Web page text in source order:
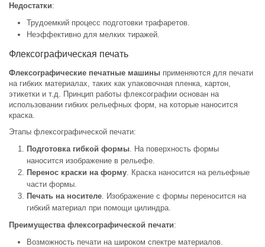
Недостатки:
Трудоемкий процесс подготовки трафаретов.
Неэффективно для мелких тиражей.
Флексографическая печать
Флексографические печатные машины применяются для печати
на гибких материалах, таких как упаковочная пленка, картон,
этикетки и т.д. Принцип работы флексографии основан на
использовании гибких рельефных форм, на которые наносится
краска.
Этапы флексографической печати:
Подготовка гибкой формы . На поверхность формы
наносится изображение в рельефе.
Перенос краски на форму . Краска наносится на рельефные
части формы.
Печать на носителе . Изображение с формы переносится на
гибкий материал при помощи цилиндра.
Преимущества флексографической печати:
Возможность печати на широком спектре материалов.